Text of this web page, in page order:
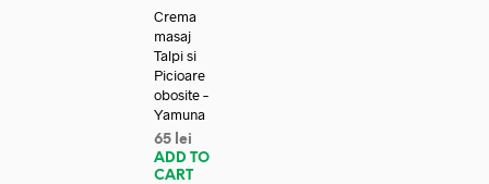
Crema
masaj
Talpi si
Picioare
obosite –
Yamuna
65 lei
ADD TO
CART